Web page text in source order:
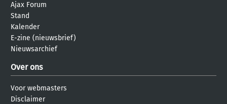
Ajax Forum
Stand
Kalender
E-zine (nieuwsbrief)
Nieuwsarchief
Over ons
Voor webmasters
Disclaimer